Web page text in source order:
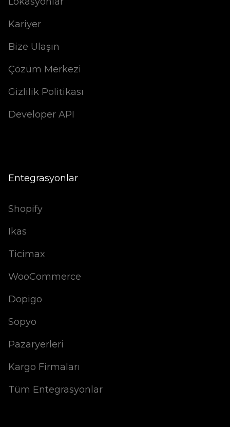
Kariyer
Bize Ulaşın
Çözüm Merkezi
Gizlilik Politikası
Developer API
Entegrasyonlar
Shopify
Ikas
Ticimax
WooCommerce
Dopigo
Sopyo
Pazaryerleri
Kargo Firmaları
Tüm Entegrasyonlar